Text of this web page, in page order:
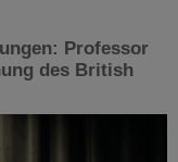
Professor
des British